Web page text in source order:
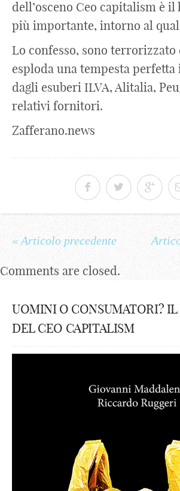
dell’osceno Ceo capitalism è il
più importante, intorno al
Lo confesso, sono terrorizzato
esploda una tempesta perfetta
dagli esuberi ILVA, Alitalia,
relativi fornitori.
Zafferano.news
« Articolo precedente
Comments are closed.
UOMINI O CONSUMATORI?
DEL CEO CAPITALISM